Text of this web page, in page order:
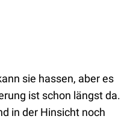
sie hassen, aber es
ist schon längst da.
in der Hinsicht noch